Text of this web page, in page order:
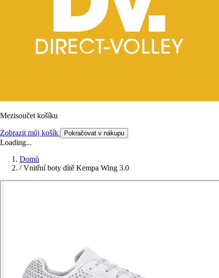
Mezisoučet košíku
Zobrazit můj košík Pokračovat v nákupu
Loading...
Domů
/ Vnitřní boty dítě Kempa Wing 3.0